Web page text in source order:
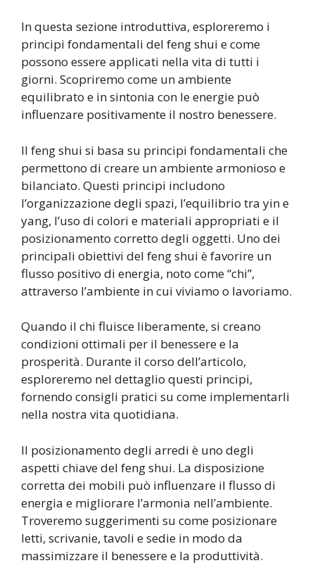
In questa sezione introduttiva, esploreremo i
principi fondamentali del feng shui e come
possono essere applicati nella vita di tutti i
giorni. Scopriremo come un ambiente
equilibrato e in sintonia con le energie può
influenzare positivamente il nostro benessere.
Il feng shui si basa su principi fondamentali che
permettono di creare un ambiente armonioso e
bilanciato. Questi principi includono
l’organizzazione degli spazi, l’equilibrio tra yin e
yang, l’uso di colori e materiali appropriati e il
posizionamento corretto degli oggetti. Uno dei
principali obiettivi del feng shui è favorire un
flusso positivo di energia, noto come “chi”,
attraverso l’ambiente in cui viviamo o lavoriamo.
Quando il chi fluisce liberamente, si creano
condizioni ottimali per il benessere e la
prosperità. Durante il corso dell’articolo,
esploreremo nel dettaglio questi principi,
fornendo consigli pratici su come implementarli
nella nostra vita quotidiana.
Il posizionamento degli arredi è uno degli
aspetti chiave del feng shui. La disposizione
corretta dei mobili può influenzare il flusso di
energia e migliorare l’armonia nell’ambiente.
Troveremo suggerimenti su come posizionare
letti, scrivanie, tavoli e sedie in modo da
massimizzare il benessere e la produttività.